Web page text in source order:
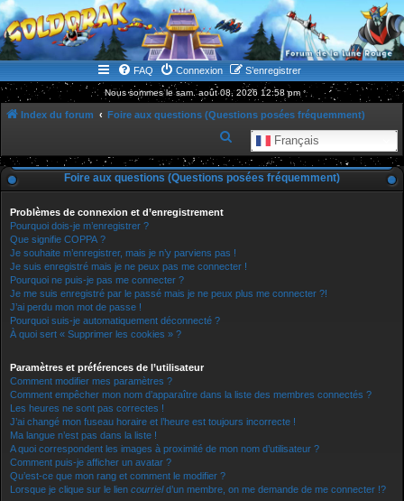
WWW.GOLDORAKGO.COM
le site de la Lune Rouge
FAQ Connexion S’enregistrer
Nous sommes le sam. août 08, 2026 12:58 pm
Index du forum Foire aux questions (Questions posées fréquemment)
Français
e
c
c
Foire aux questions (Questions posées fréquemment)
Problèmes de connexion et d’enregistrement
Pourquoi dois-je m’enregistrer ?
Que signifie COPPA ?
Je souhaite m’enregistrer, mais je n’y parviens pas !
Je suis enregistré mais je ne peux pas me connecter !
Pourquoi ne puis-je pas me connecter ?
Je me suis enregistré par le passé mais je ne peux plus me connecter ?!
J’ai perdu mon mot de passe !
Pourquoi suis-je automatiquement déconnecté ?
À quoi sert « Supprimer les cookies » ?
Paramètres et préférences de l’utilisateur
Comment modifier mes paramètres ?
Comment empêcher mon nom d’apparaître dans la liste des membres connectés ?
Les heures ne sont pas correctes !
J’ai changé mon fuseau horaire et l’heure est toujours incorrecte !
Ma langue n’est pas dans la liste !
A quoi correspondent les images à proximité de mon nom d’utilisateur ?
Comment puis-je afficher un avatar ?
Qu’est-ce que mon rang et comment le modifier ?
Lorsque je clique sur le lien courrield’un membre, on me demande de me connecter !?